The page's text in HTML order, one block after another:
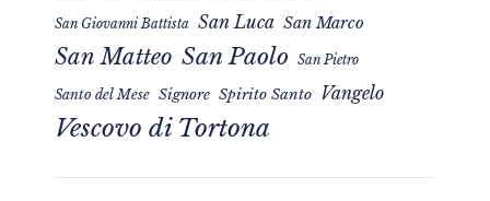
San Giovanni Battista San Luca San Marco
San Matteo San Paolo San Pietro
Santo del Mese Signore Spirito Santo Vangelo
Vescovo di Tortona